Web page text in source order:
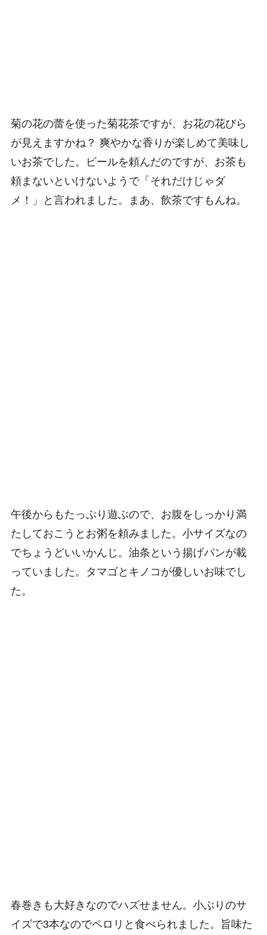
菊の花の蕾を使った菊花茶ですが、お花の花びら
が見えますかね？ 爽やかな香りが楽しめて美味し
いお茶でした。ビールを頼んだのですが、お茶も
頼まないといけないようで「それだけじゃダ
メ！」と言われました。まあ、飲茶ですもんね。
午後からもたっぷり遊ぶので、お腹をしっかり満
たしておこうとお粥を頼みました。小サイズなの
でちょうどいいかんじ。油条という揚げパンが載
っていました。タマゴとキノコが優しいお味でし
た。
春巻きも大好きなのでハズせません。小ぶりのサ
イズで3本なのでペロリと食べられました。旨味た